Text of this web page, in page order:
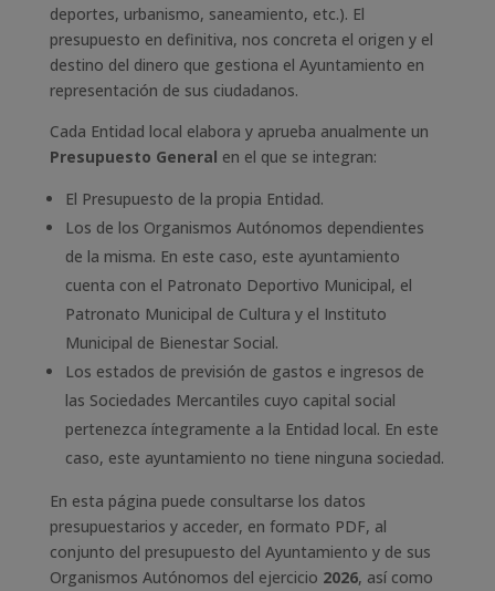
deportes, urbanismo, saneamiento, etc.). El
presupuesto en definitiva, nos concreta el origen y el
destino del dinero que gestiona el Ayuntamiento en
representación de sus ciudadanos.
Cada Entidad local elabora y aprueba anualmente un
Presupuesto General en el que se integran:
El Presupuesto de la propia Entidad.
Los de los Organismos Autónomos dependientes
de la misma. En este caso, este ayuntamiento
cuenta con el Patronato Deportivo Municipal, el
Patronato Municipal de Cultura y el Instituto
Municipal de Bienestar Social.
Los estados de previsión de gastos e ingresos de
las Sociedades Mercantiles cuyo capital social
pertenezca íntegramente a la Entidad local. En este
caso, este ayuntamiento no tiene ninguna sociedad.
En esta página puede consultarse los datos
presupuestarios y acceder, en formato PDF, al
conjunto del presupuesto del Ayuntamiento y de sus
Organismos Autónomos del ejercicio 2026, así como